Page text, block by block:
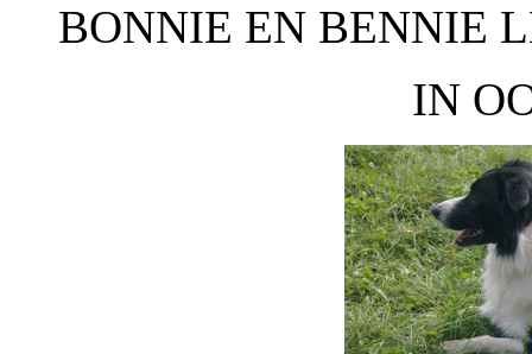
BONNIE EN BENNIE
IN